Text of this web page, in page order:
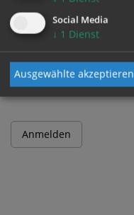
Passwort
Social Media
↓ 1 Dienst
Ausgewählte akzeptieren